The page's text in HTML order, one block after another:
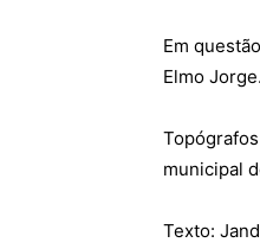
Em
Elmo
municipal
Texto: